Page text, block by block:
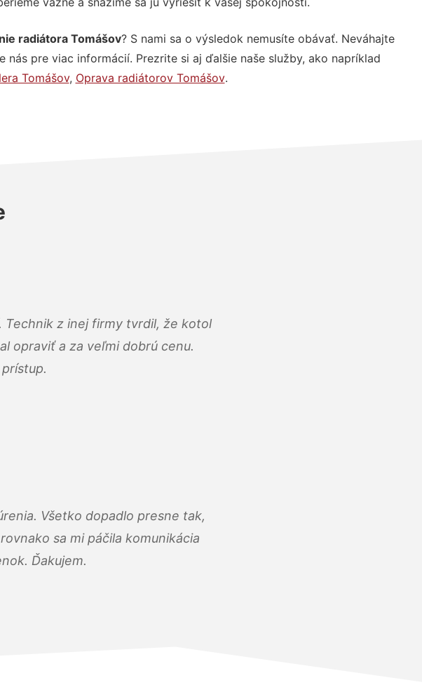
radiátora Tomášov? S nami sa o výsledok nemusíte obávať. Neváhajte
nás pre viac informácií. Prezrite si aj ďalšie naše služby, ako napríklad
Tomášov, Oprava radiátorov Tomášov.
Technik z inej firmy tvrdil, že kotol
opraviť a za veľmi dobrú cenu.
Všetko dopadlo presne tak,
sa mi páčila komunikácia
Ďakujem.